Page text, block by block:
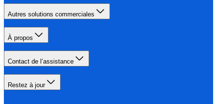
Autres solutions commerciales
À propos
Contact de l’assistance
Restez à jour